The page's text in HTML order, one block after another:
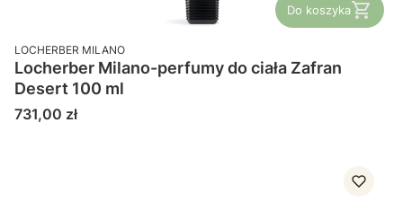
Do koszyka
PRODUCENT
LOCHERBER MILANO
Locherber Milano-perfumy do ciała Zafran
Desert 100 ml
Cena
731,00 zł